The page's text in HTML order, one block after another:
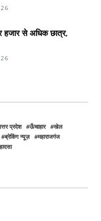
हजार से अधिक छात्र,
प्रदेश ऊँचाहार
खेल
ब्रेकिंग न्यूज़
महाराजगंज